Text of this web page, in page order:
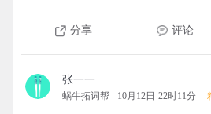
分享 评论
张一一
蜗牛拓词帮 10月12日 22时11分